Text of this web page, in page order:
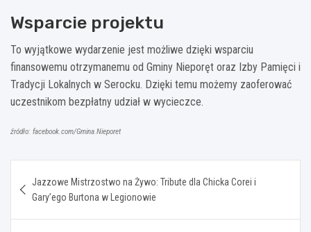
Wsparcie projektu
To wyjątkowe wydarzenie jest możliwe dzięki wsparciu
finansowemu otrzymanemu od Gminy Nieporęt oraz Izby Pamięci i
Tradycji Lokalnych w Serocku. Dzięki temu możemy zaoferować
uczestnikom bezpłatny udział w wycieczce.
źródło: facebook.com/Gmina.Nieporet
wpisu
Jazzowe Mistrzostwo na Żywo: Tribute dla Chicka Corei i
Gary’ego Burtona w Legionowie